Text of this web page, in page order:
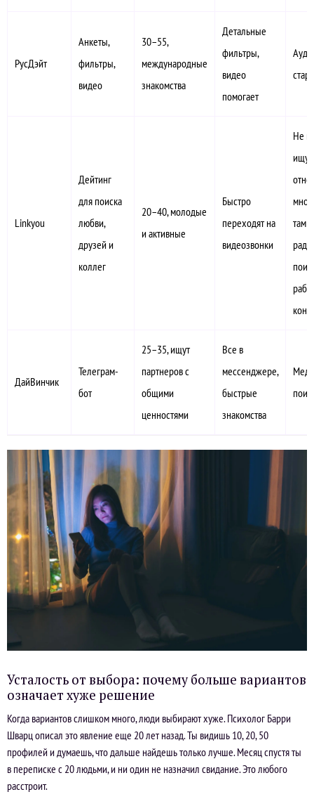
РусДэйт
Анкеты,
фильтры,
видео
30–55,
международные
знакомства
Детальные
фильтры,
видео
помогает
Linkyou
Дейтинг
для поиска
любви,
друзей и
коллег
20–40, молодые
и активные
Быстро
переходят на
видеозвонки
Не
ищут
там
ради
ДайВинчик
Телеграм-
бот
25–35, ищут
партнеров с
общими
ценностями
Все в
мессенджере,
быстрые
знакомства
Усталость от выбора: почему больше вариантов
означает хуже решение
Когда вариантов слишком много, люди выбирают хуже. Психолог Барри
Шварц описал это явление еще 20 лет назад. Ты видишь 10, 20, 50
профилей и думаешь, что дальше найдешь только лучше. Месяц спустя ты
в переписке с 20 людьми, и ни один не назначил свидание. Это любого
расстроит.